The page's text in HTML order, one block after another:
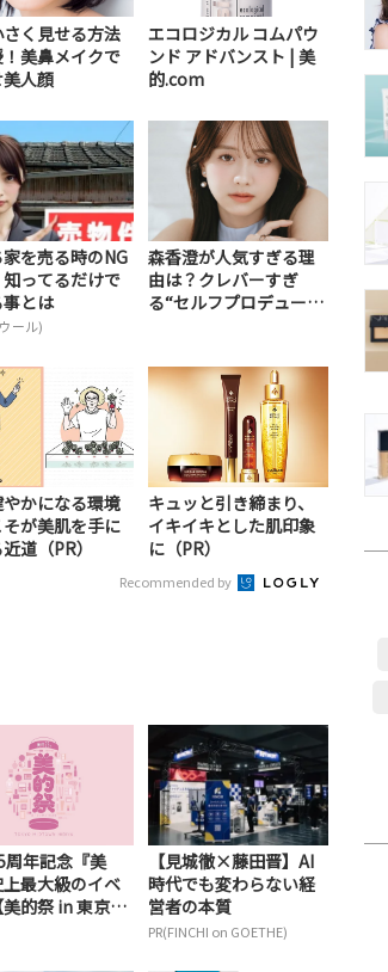
く見せる方法
美鼻メイクで
人顔
エコロジカル コムパウ
ンド アドバンスト | 美
的.com
家を売る時のNG
ってるだけで
とは
ール)
森香澄が人気すぎる理
由は？クレバーすぎ
る“セルフプロデュー
かになる環境
が美肌を手に
道（PR）
キュッと引き締まり、
イキイキとした肌印象
に（PR）
Recommended by
周年記念『美
最大級のイベ
美的祭 in 東京ミ
【見城徹×藤田晋】AI
時代でも変わらない経
営者の本質
PR(FINCHI on GOETHE)